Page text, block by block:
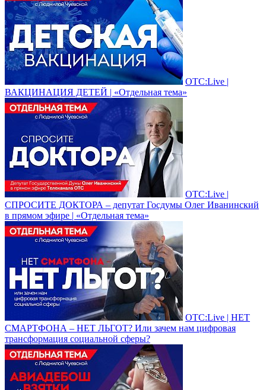
ОТС:Live |
ВАКЦИНАЦИЯ ДЕТЕЙ | «Отдельная тема»
ОТС:Live |
СПРОСИТЕ ДОКТОРА – депутат Госдумы Олег Иванинский
в прямом эфире | «Отдельная тема»
ОТС:Live | НЕТ
СМАРТФОНА – НЕТ ЛЬГОТ? Или зачем нам цифровая
трансформация социальной сферы?